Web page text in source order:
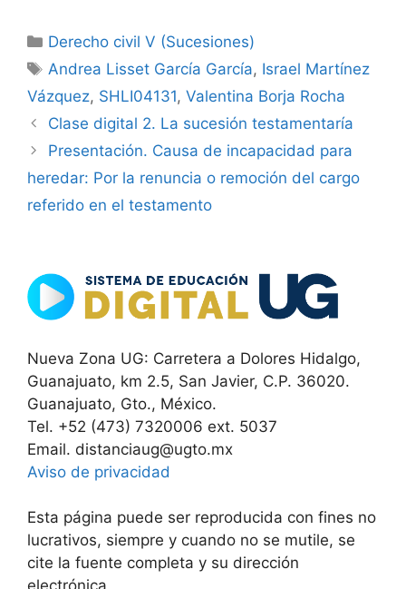
Categorías
Derecho civil V (Sucesiones)
Etiquetas
Andrea Lisset García García, Israel Martínez
Vázquez, SHLI04131, Valentina Borja Rocha
Clase digital 2. La sucesión testamentaría
Presentación. Causa de incapacidad para
heredar: Por la renuncia o remoción del cargo
referido en el testamento
Nueva Zona UG: Carretera a Dolores Hidalgo,
Guanajuato, km 2.5, San Javier, C.P. 36020.
Guanajuato, Gto., México.
Tel. +52 (473) 7320006 ext. 5037
Email. distanciaug@ugto.mx
Aviso de privacidad
Esta página puede ser reproducida con fines no
lucrativos, siempre y cuando no se mutile, se
cite la fuente completa y su dirección
electrónica